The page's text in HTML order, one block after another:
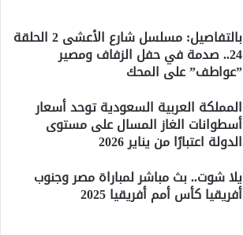
بالتفاصيل: مسلسل شارع الأعشى 2 الحلقة
24.. صدمة في حفل الزفاف ومصير
”عواطف” على المحك
المملكة العربية السعودية توحد أسعار
أسطوانات الغاز المسال على مستوى
الدولة اعتبارًا من يناير 2026
يلا شوت.. بث مباشر لمباراة مصر وجنوب
أفريقيا كأس أمم أفريقيا 2025